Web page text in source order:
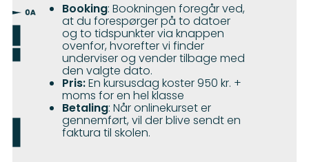
Booking: Bookningen foregår ved,
at du forespørger på to datoer
og to tidspunkter via knappen
ovenfor, hvorefter vi finder
underviser og vender tilbage med
den valgte dato.
Pris:En kursusdag koster 950 kr. +
moms for en hel klasse
Betaling: Når onlinekurset er
gennemført, vil der blive sendt en
faktura til skolen.